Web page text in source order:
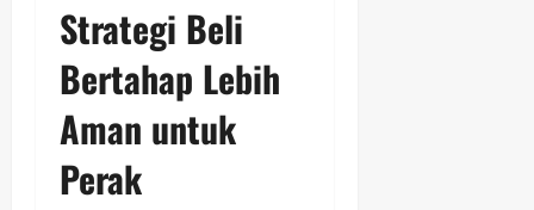
Strategi Beli
Bertahap Lebih
Aman untuk
Perak